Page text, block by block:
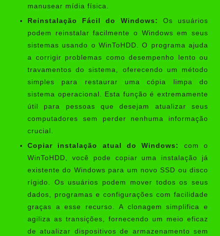
manusear mídia física.
Reinstalação Fácil do Windows:
Os usuários
podem reinstalar facilmente o Windows em seus
sistemas usando o WinToHDD. O programa ajuda
a corrigir problemas como desempenho lento ou
travamentos do sistema, oferecendo um método
simples para restaurar uma cópia limpa do
sistema operacional. Esta função é extremamente
útil para pessoas que desejam atualizar seus
computadores sem perder nenhuma informação
crucial.
Copiar instalação atual do Windows:
com o
WinToHDD, você pode copiar uma instalação já
existente do Windows para um novo SSD ou disco
rígido. Os usuários podem mover todos os seus
dados, programas e configurações com facilidade
graças a esse recurso. A clonagem simplifica e
agiliza as transições, fornecendo um meio eficaz
de atualizar dispositivos de armazenamento sem